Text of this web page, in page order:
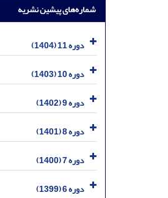
شماره‌های پیشین نشریه
دوره 11 (1404)
دوره 10 (1403)
دوره 9 (1402)
دوره 8 (1401)
دوره 7 (1400)
دوره 6 (1399)